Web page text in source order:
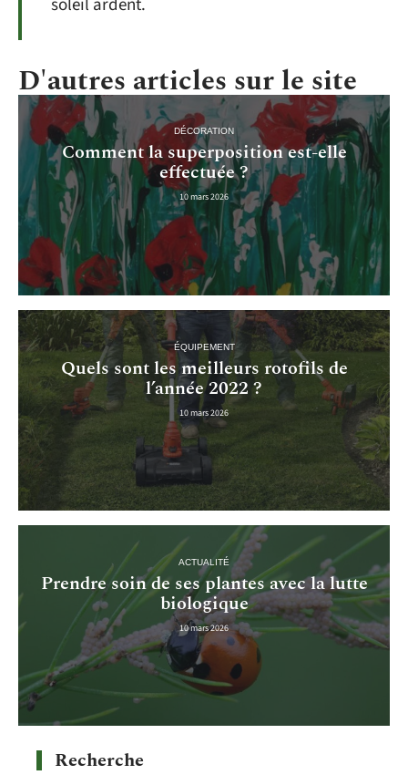
D'autres articles sur le site
DÉCORATION
Comment la superposition est-elle
effectuée ?
10 mars 2026
ÉQUIPEMENT
Quels sont les meilleurs rotofils de
l’année 2022 ?
10 mars 2026
ACTUALITÉ
Prendre soin de ses plantes avec la lutte
biologique
10 mars 2026
Recherche